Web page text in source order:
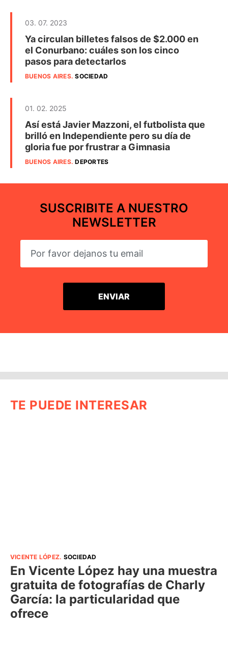
03. 07. 2023
Ya circulan billetes falsos de $2.000 en
el Conurbano: cuáles son los cinco
pasos para detectarlos
BUENOS AIRES.SOCIEDAD
01. 02. 2025
Así está Javier Mazzoni, el futbolista que
brilló en Independiente pero su día de
gloria fue por frustrar a Gimnasia
BUENOS AIRES.DEPORTES
SUSCRIBITE A NUESTRO
NEWSLETTER
TE PUEDE INTERESAR
VICENTE LÓPEZ. SOCIEDAD
En Vicente López hay una muestra
gratuita de fotografías de Charly
García: la particularidad que
ofrece